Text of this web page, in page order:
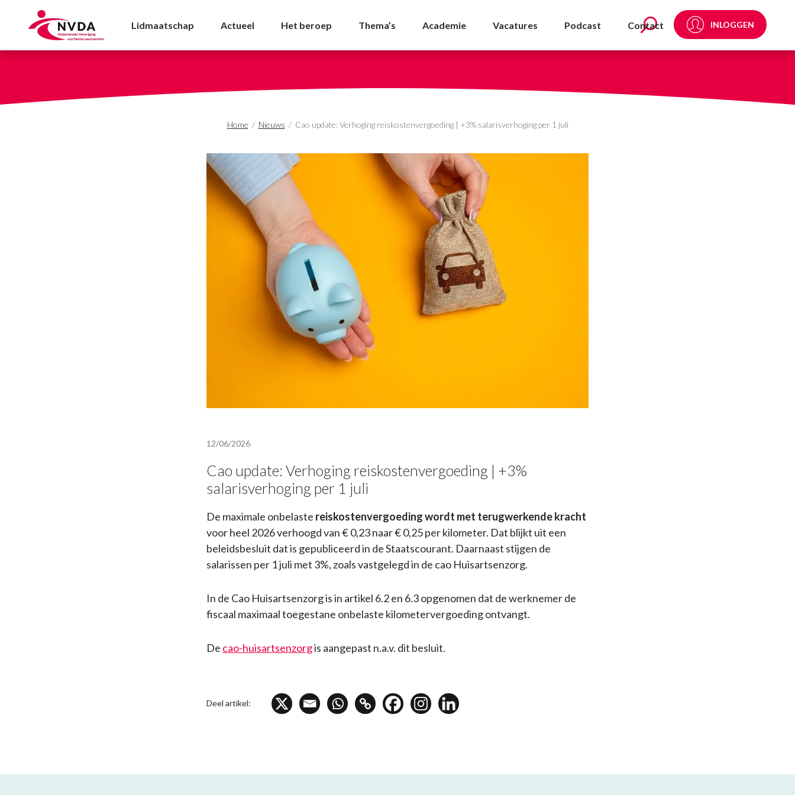
Cao update: Verhoging reiskostenvergoeding | +3% salarisverhoging
Lidmaatschap Actueel Het beroep Thema’s Academie Vacatures Podcast Contact INLOGGEN
Home / Nieuws / Cao update: Verhoging reiskostenvergoeding | +3% salarisverhoging per 1 juli
12/06/2026
Cao update: Verhoging reiskostenvergoeding | +3%
salarisverhoging per 1 juli
De maximale onbelaste reiskostenvergoeding wordt met terugwerkende kracht
voor heel 2026 verhoogd van € 0,23 naar € 0,25 per kilometer. Dat blijkt uit een
beleidsbesluit dat is gepubliceerd in de Staatscourant. Daarnaast stijgen de
salarissen per 1 juli met 3%, zoals vastgelegd in de cao Huisartsenzorg.
In de Cao Huisartsenzorg is in artikel 6.2 en 6.3 opgenomen dat de werknemer de
fiscaal maximaal toegestane onbelaste kilometervergoeding ontvangt.
De cao-huisartsenzorgis aangepast n.a.v. dit besluit.
Deel artikel: